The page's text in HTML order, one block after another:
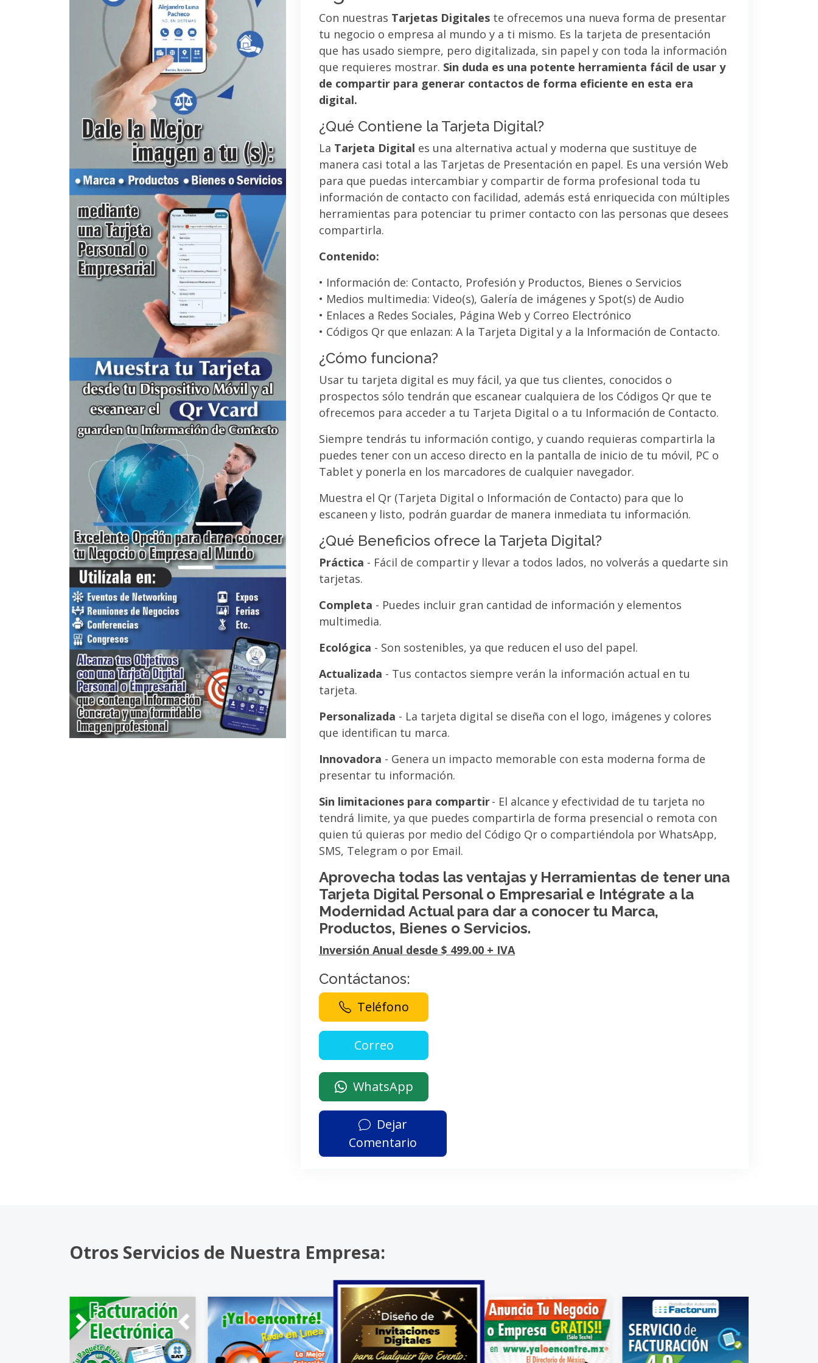
Con nuestras Tarjetas Digitales te ofrecemos una nueva forma de presentar
tu negocio o empresa al mundo y a ti mismo. Es la tarjeta de presentación
que has usado siempre, pero digitalizada, sin papel y con toda la información
que requieres mostrar. Sin duda es una potente herramienta fácil de usar y
de compartir para generar contactos de forma eficiente en esta era
digital.
¿Qué Contiene la Tarjeta Digital?
La Tarjeta Digital es una alternativa actual y moderna que sustituye de
manera casi total a las Tarjetas de Presentación en papel. Es una versión Web
para que puedas intercambiar y compartir de forma profesional toda tu
información de contacto con facilidad, además está enriquecida con múltiples
herramientas para potenciar tu primer contacto con las personas que desees
compartirla.
Contenido:
• Información de: Contacto, Profesión y Productos, Bienes o Servicios
• Medios multimedia: Video(s), Galería de imágenes y Spot(s) de Audio
• Enlaces a Redes Sociales, Página Web y Correo Electrónico
• Códigos Qr que enlazan: A la Tarjeta Digital y a la Información de Contacto.
¿Cómo funciona?
Usar tu tarjeta digital es muy fácil, ya que tus clientes, conocidos o
prospectos sólo tendrán que escanear cualquiera de los Códigos Qr que te
ofrecemos para acceder a tu Tarjeta Digital o a tu Información de Contacto.
Siempre tendrás tu información contigo, y cuando requieras compartirla la
puedes tener con un acceso directo en la pantalla de inicio de tu móvil, PC o
Tablet y ponerla en los marcadores de cualquier navegador.
Muestra el Qr (Tarjeta Digital o Información de Contacto) para que lo
escaneen y listo, podrán guardar de manera inmediata tu información.
¿Qué Beneficios ofrece la Tarjeta Digital?
Práctica - Fácil de compartir y llevar a todos lados, no volverás a quedarte sin
tarjetas.
Completa - Puedes incluir gran cantidad de información y elementos
multimedia.
Ecológica - Son sostenibles, ya que reducen el uso del papel.
Actualizada - Tus contactos siempre verán la información actual en tu
tarjeta.
Personalizada - La tarjeta digital se diseña con el logo, imágenes y colores
que identifican tu marca.
Innovadora - Genera un impacto memorable con esta moderna forma de
presentar tu información.
Sin limitaciones para compartir- El alcance y efectividad de tu tarjeta no
tendrá limite, ya que puedes compartirla de forma presencial o remota con
quien tú quieras por medio del Código Qr o compartiéndola por WhatsApp,
SMS, Telegram o por Email.
Aprovecha todas las ventajas y Herramientas de tener una
Tarjeta Digital Personal o Empresarial e Intégrate a la
Modernidad Actual para dar a conocer tu Marca,
Productos, Bienes o Servicios.
Inversión Anual desde $ 499.00 + IVA
Contáctanos:
Teléfono
WhatsApp
Dejar
Comentario
Otros Servicios de Nuestra Empresa: